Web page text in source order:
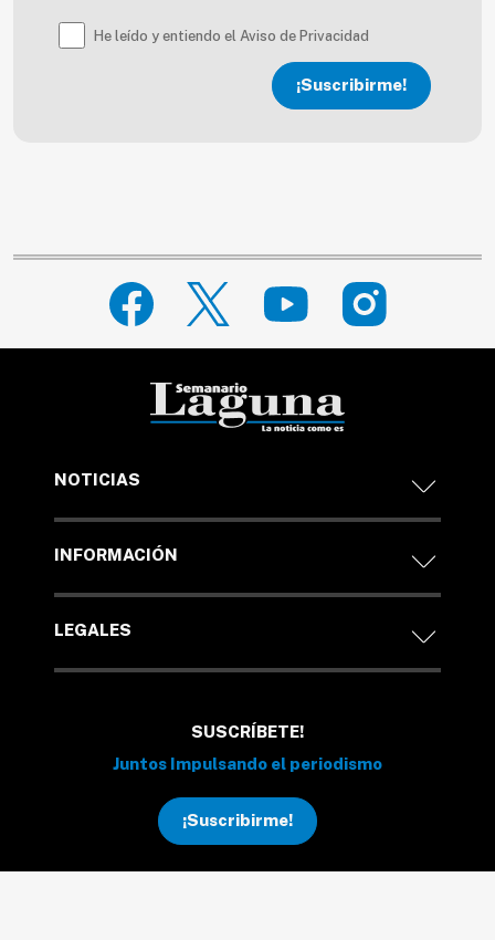
He leído y entiendo el Aviso de Privacidad
¡Suscribirme!
NOTICIAS
INFORMACIÓN
LEGALES
SUSCRÍBETE!
Juntos Impulsando el periodismo
¡Suscribirme!